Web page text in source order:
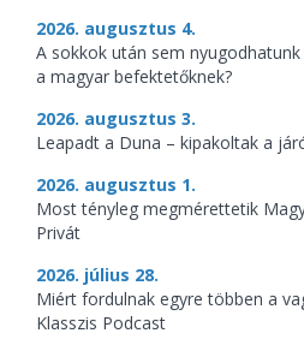
2026. augusztus 4.
A sokkok után sem
a magyar befektetőknek?
2026. augusztus 3.
Leapadt a Duna – kipakoltak a
2026. augusztus 1.
Most tényleg megmérettetik
Privát
2026. július 28.
Miért fordulnak egyre többen a
Klasszis Podcast